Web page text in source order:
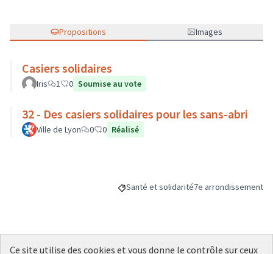
Propositions Images
Casiers solidaires
Iris 1 0 Soumise au vote
32 - Des casiers solidaires pour les sans-abri
Ville de Lyon 0 0 Réalisé
Filtrer les résultats de la catégorie :
Santé et solidaritéFiltrer les résultats
7e arrondissement
Budget
Ce site utilise des cookies et vous donne le contrôle sur ceux